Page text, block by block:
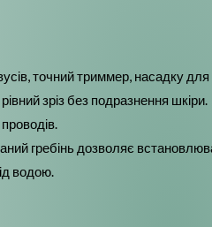
точний триммер, насадку
зріз без подразнення шкіри.
гребінь дозволяє
водою.